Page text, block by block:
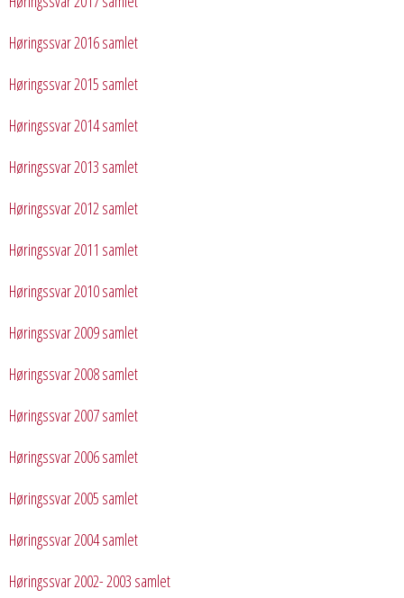
Høringssvar 2016 samlet
Høringssvar 2015 samlet
Høringssvar 2014 samlet
Høringssvar 2013 samlet
Høringssvar 2012 samlet
Høringssvar 2011 samlet
Høringssvar 2010 samlet
Høringssvar 2009 samlet
Høringssvar 2008 samlet
Høringssvar 2007 samlet
Høringssvar 2006 samlet
Høringssvar 2005 samlet
Høringssvar 2004 samlet
Høringssvar 2002- 2003 samlet